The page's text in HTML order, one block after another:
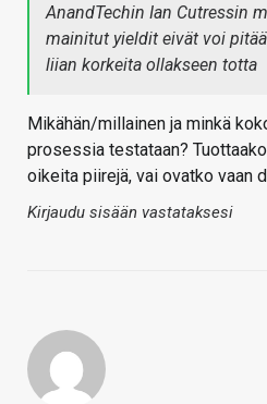
AnandTechin Ian Cutressin
mainitut yieldit eivät voi
liian korkeita ollakseen totta
Mikähän/millainen ja minkä
prosessia testataan?
oikeita piirejä, vai ovatko vaan
Kirjaudu sisään vastataksesi